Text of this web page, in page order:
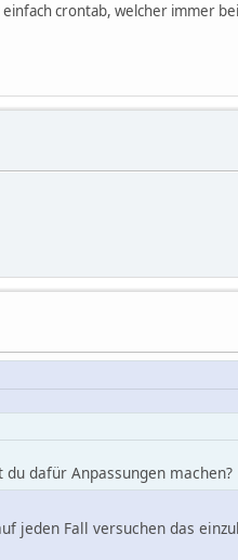
crontab, welcher immer
dafür Anpassungen machen?
jeden Fall versuchen das